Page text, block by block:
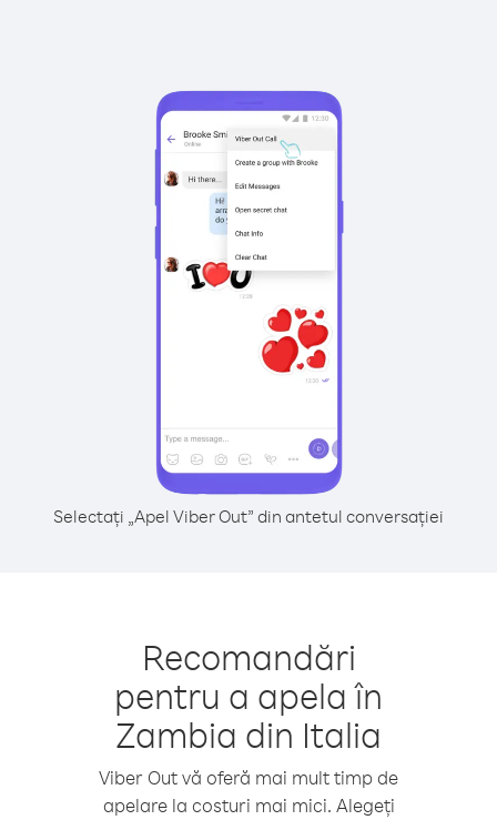
Selectați „Apel Viber Out” din antetul conversației
Recomandări
pentru a apela în
Zambia din Italia
Viber Out vă oferă mai mult timp de
apelare la costuri mai mici. Alegeți